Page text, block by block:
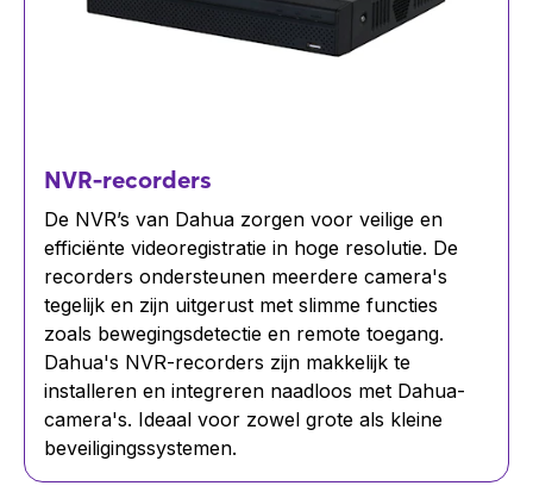
NVR-recorders
De NVR’s van Dahua zorgen voor veilige en
efficiënte videoregistratie in hoge resolutie. De
recorders ondersteunen meerdere camera's
tegelijk en zijn uitgerust met slimme functies
zoals bewegingsdetectie en remote toegang.
Dahua's NVR-recorders zijn makkelijk te
installeren en integreren naadloos met Dahua-
camera's. Ideaal voor zowel grote als kleine
beveiligingssystemen.